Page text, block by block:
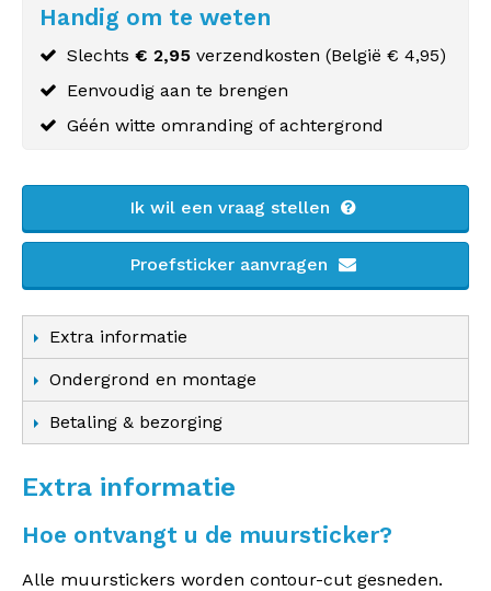
Handig om te weten
Slechts € 2,95 verzendkosten (België € 4,95)
Eenvoudig aan te brengen
Géén witte omranding of achtergrond
Ik wil een vraag stellen
Proefsticker aanvragen
Extra informatie
Ondergrond en montage
Betaling & bezorging
Extra informatie
Hoe ontvangt u de muursticker?
Alle muurstickers worden contour-cut gesneden.